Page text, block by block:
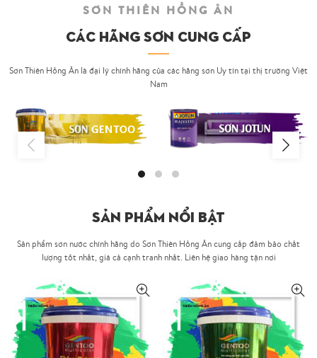
SƠN THIÊN HỒNG ÂN
CÁC HÃNG SƠN CUNG CẤP
Sơn Thiên Hồng Ân là đại lý chính hãng của các hãng sơn Uy tín tại thị trường Việt
Nam
SẢN PHẨM NỔI BẬT
Sản phẩm sơn nước chính hãng do Sơn Thiên Hồng Ân cung cấp đảm bảo chất
lượng tốt nhất, giá cả cạnh tranh nhất. Liên hệ giao hàng tận nơi